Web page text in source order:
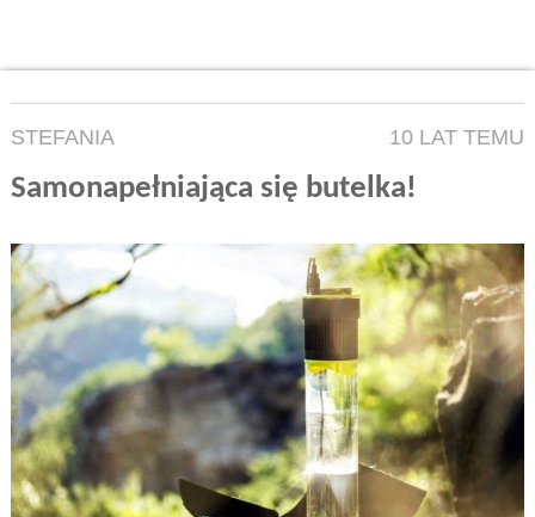
STEFANIA 10 LAT TEMU
Samonapełniająca się butelka!